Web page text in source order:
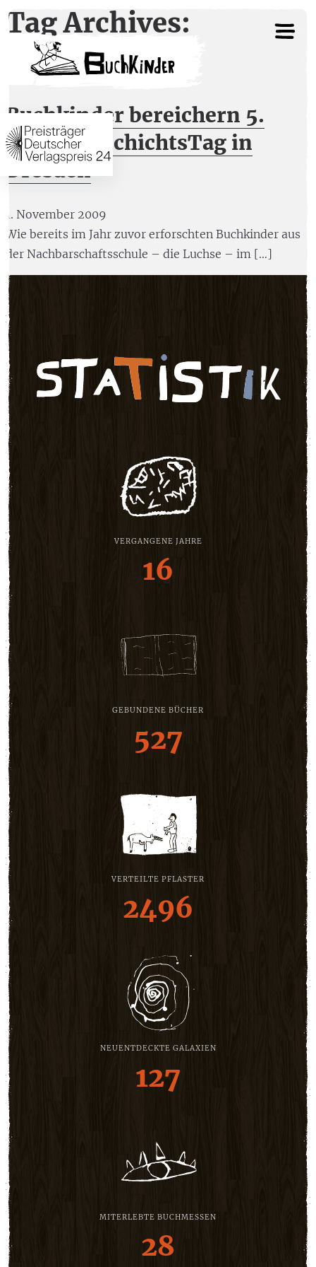
Tag Archives:
Geschichte
Buchkinder bereichern 5.
JugendGeschichtsTag in
Dresden
1. November 2009
Wie bereits im Jahr zuvor erforschten Buchkinder aus
der Nachbarschaftsschule – die Luchse – im […]
VERGANGENE JAHRE
16
GEBUNDENE BÜCHER
527
VERTEILTE PFLASTER
2496
NEUENTDECKTE GALAXIEN
127
MITERLEBTE BUCHMESSEN
28